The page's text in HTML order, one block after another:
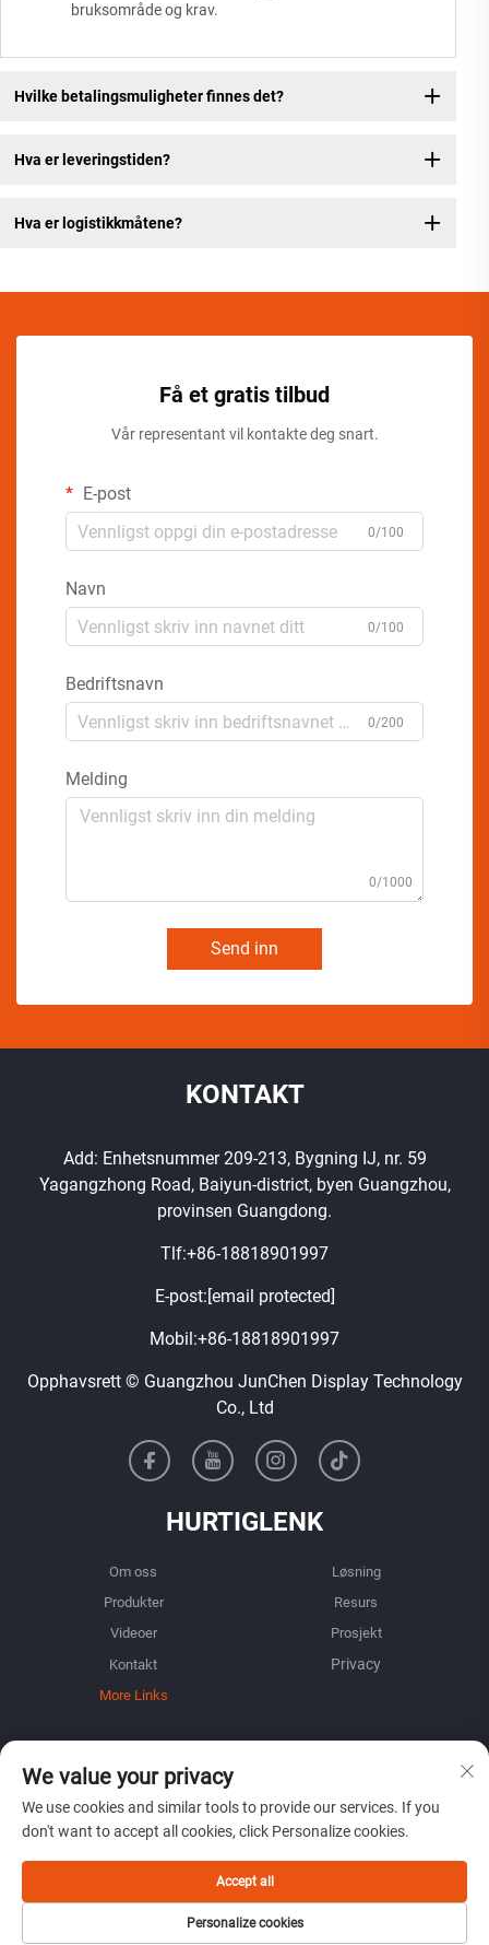
bruksområde og krav.
Hvilke betalingsmuligheter finnes det?
Hva er leveringstiden?
Hva er logistikkmåtene?
Få et gratis tilbud
Vår representant vil kontakte deg snart.
E-post
0/100
Navn
0/100
Bedriftsnavn
0/200
Melding
0/1000
Send inn
KONTAKT
Add: Enhetsnummer 209-213, Bygning IJ, nr. 59
Yagangzhong Road, Baiyun-district, byen Guangzhou,
provinsen Guangdong.
Tlf:+86-18818901997
E-post: [email protected]
Mobil:+86-18818901997
Opphavsrett © Guangzhou JunChen Display Technology
Co., Ltd
HURTIGLENK
Om oss
Løsning
Produkter
Resurs
Videoer
Prosjekt
Kontakt
More Links
Registrer deg for å motta vårt ukentlige nyhetsbrev
Send inn
We value your privacy
We use cookies and similar tools to provide our services. If you
don't want to accept all cookies, click Personalize cookies.
Personalize cookies
Accept all